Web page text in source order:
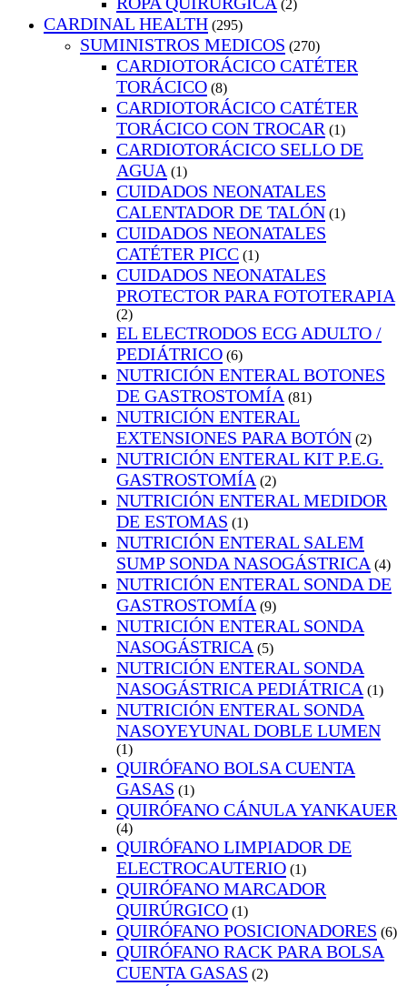
(2)
CARDINAL HEALTH (295)
SUMINISTROS MEDICOS (270)
CARDIOTORÁCICO CATÉTER
TORÁCICO (8)
CARDIOTORÁCICO CATÉTER
TORÁCICO CON TROCAR (1)
CARDIOTORÁCICO SELLO DE
AGUA (1)
CUIDADOS NEONATALES
CALENTADOR DE TALÓN (1)
CUIDADOS NEONATALES
CATÉTER PICC (1)
CUIDADOS NEONATALES
PROTECTOR PARA FOTOTERAPIA
(2)
EL ELECTRODOS ECG ADULTO /
PEDIÁTRICO (6)
NUTRICIÓN ENTERAL BOTONES
DE GASTROSTOMÍA (81)
NUTRICIÓN ENTERAL
EXTENSIONES PARA BOTÓN (2)
NUTRICIÓN ENTERAL KIT P.E.G.
GASTROSTOMÍA (2)
NUTRICIÓN ENTERAL MEDIDOR
DE ESTOMAS (1)
NUTRICIÓN ENTERAL SALEM
SUMP SONDA NASOGÁSTRICA (4)
NUTRICIÓN ENTERAL SONDA DE
GASTROSTOMÍA (9)
NUTRICIÓN ENTERAL SONDA
NASOGÁSTRICA (5)
NUTRICIÓN ENTERAL SONDA
NASOGÁSTRICA PEDIÁTRICA (1)
NUTRICIÓN ENTERAL SONDA
NASOYEYUNAL DOBLE LUMEN
(1)
QUIRÓFANO BOLSA CUENTA
GASAS (1)
QUIRÓFANO CÁNULA YANKAUER
(4)
QUIRÓFANO LIMPIADOR DE
ELECTROCAUTERIO (1)
QUIRÓFANO MARCADOR
QUIRÚRGICO (1)
QUIRÓFANO POSICIONADORES (6)
QUIRÓFANO RACK PARA BOLSA
CUENTA GASAS (2)